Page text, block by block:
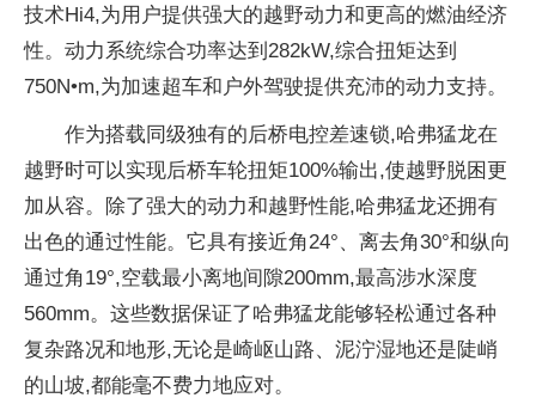
技术Hi4,为用户提供强大的越野动力和更高的燃油经济
性。动力系统综合功率达到282kW,综合扭矩达到
750N•m,为加速超车和户外驾驶提供充沛的动力支持。
作为搭载同级独有的后桥电控差速锁,哈弗猛龙在
越野时可以实现后桥车轮扭矩100%输出,使越野脱困更
加从容。除了强大的动力和越野性能,哈弗猛龙还拥有
出色的通过性能。它具有接近角24°、离去角30°和纵向
通过角19°,空载最小离地间隙200mm,最高涉水深度
560mm。这些数据保证了哈弗猛龙能够轻松通过各种
复杂路况和地形,无论是崎岖山路、泥泞湿地还是陡峭
的山坡,都能毫不费力地应对。